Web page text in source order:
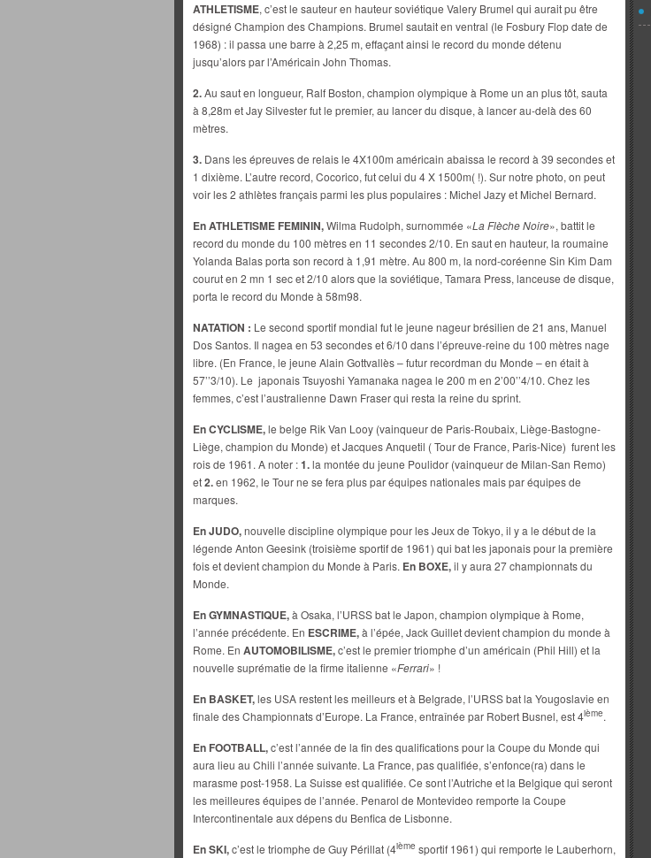
ATHLETISME, c’est le sauteur en hauteur soviétique Valery Brumel qui aurait pu être
désigné Champion des Champions. Brumel sautait en ventral (le Fosbury Flop date de
1968) : il passa une barre à 2,25 m, effaçant ainsi le record du monde détenu
jusqu’alors par l’Américain John Thomas.
2.Au saut en longueur, Ralf Boston, champion olympique à Rome un an plus tôt, sauta
à 8,28m et Jay Silvester fut le premier, au lancer du disque, à lancer au-delà des 60
mètres.
3. Dans les épreuves de relais le 4X100m américain abaissa le record à 39 secondes et
1 dixième. L’autre record, Cocorico, fut celui du 4 X 1500m( !). Sur notre photo, on peut
voir les 2 athlètes français parmi les plus populaires : Michel Jazy et Michel Bernard.
En ATHLETISME FEMININ,Wilma Rudolph, surnommée «La Flèche Noire», battit le
record du monde du 100 mètres en 11 secondes 2/10. En saut en hauteur, la roumaine
Yolanda Balas porta son record à 1,91 mètre. Au 800 m, la nord-coréenne Sin Kim Dam
courut en 2 mn 1 sec et 2/10 alors que la soviétique, Tamara Press, lanceuse de disque,
porta le record du Monde à 58m98.
NATATION : Le second sportif mondial fut le jeune nageur brésilien de 21 ans, Manuel
Dos Santos. Il nagea en 53 secondes et 6/10 dans l’épreuve-reine du 100 mètres nage
libre. (En France, le jeune Alain Gottvallès – futur recordman du Monde – en était à
57’’3/10). Le japonais Tsuyoshi Yamanaka nagea le 200 m en 2’00’’4/10. Chez les
femmes, c’est l’australienne Dawn Fraser qui resta la reine du sprint.
En CYCLISME,le belge Rik Van Looy (vainqueur de Paris-Roubaix, Liège-Bastogne-
Liège, champion du Monde) et Jacques Anquetil ( Tour de France, Paris-Nice) furent les
rois de 1961. A noter :1.la montée du jeune Poulidor (vainqueur de Milan-San Remo)
et2.en 1962, le Tour ne se fera plus par équipes nationales mais par équipes de
marques.
En JUDO,nouvelle discipline olympique pour les Jeux de Tokyo, il y a le début de la
légende Anton Geesink (troisième sportif de 1961) qui bat les japonais pour la première
fois et devient champion du Monde à Paris. En BOXE,il y aura 27 championnats du
Monde.
En GYMNASTIQUE,à Osaka, l’URSS bat le Japon, champion olympique à Rome,
l’année précédente. En ESCRIME,à l’épée, Jack Guillet devient champion du monde à
Rome. En AUTOMOBILISME,c’est le premier triomphe d’un américain (Phil Hill) et la
nouvelle suprématie de la firme italienne «Ferrari» !
En BASKET,les USA restent les meilleurs et à Belgrade, l’URSS bat la Yougoslavie en
finale des Championnats d’Europe. La France, entraînée par Robert Busnel, est 4ième.
En FOOTBALL,c’est l’année de la fin des qualifications pour la Coupe du Monde qui
aura lieu au Chili l’année suivante. La France, pas qualifiée, s’enfonce(ra) dans le
marasme post-1958. La Suisse est qualifiée. Ce sont l’Autriche et la Belgique qui seront
les meilleures équipes de l’année. Penarol de Montevideo remporte la Coupe
Intercontinentale aux dépens du Benfica de Lisbonne.
En SKI,c’est le triomphe de Guy Périllat (4ième sportif 1961) qui remporte le Lauberhorn,